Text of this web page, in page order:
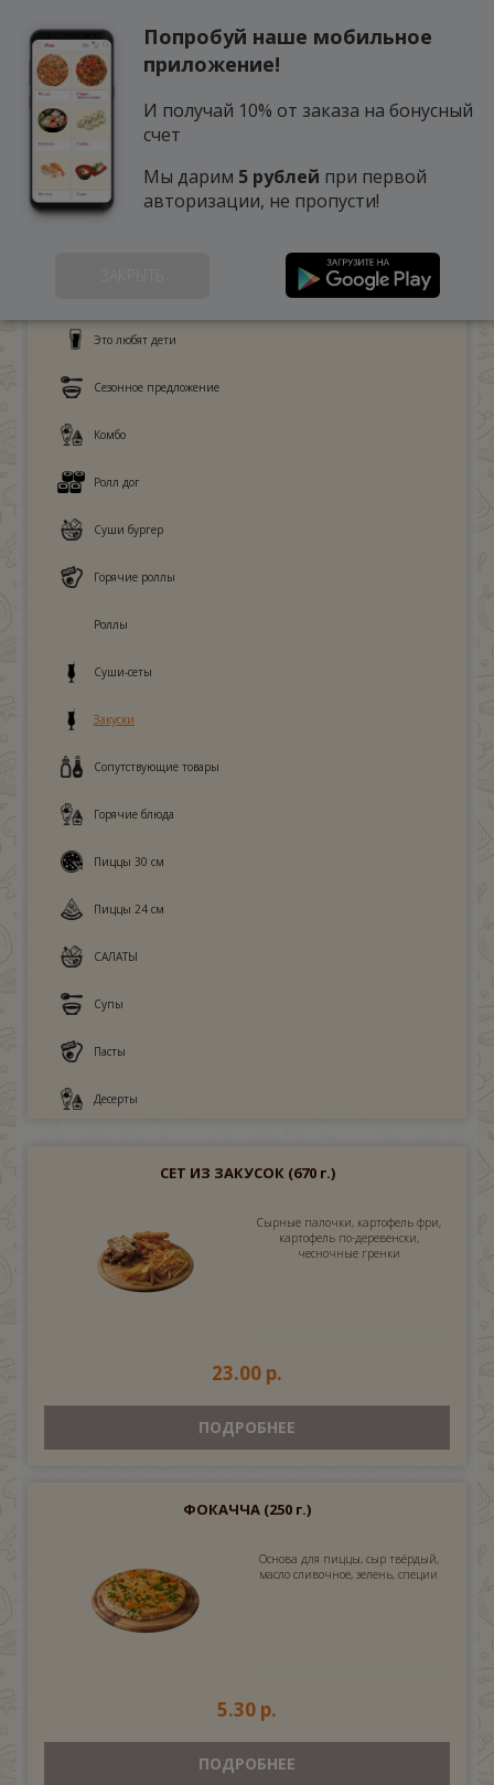
Это любят дети
Сезонное предложение
Комбо
Ролл дог
Суши бургер
Горячие роллы
Роллы
Суши-сеты
Закуски
Сопутствующие товары
Горячие блюда
Пиццы 30 см
Пиццы 24 см
САЛАТЫ
Супы
Пасты
Десерты
СЕТ ИЗ ЗАКУСОК(670 г.)
Сырные палочки, картофель фри,
картофель по-деревенски,
чесночные гренки
23.00 р.
ПОДРОБНЕЕ
ФОКАЧЧА (250 г.)
Основа для пиццы, сыр твёрдый,
масло сливочное, зелень, специи
5.30 р.
ПОДРОБНЕЕ
Попробуй наше мобильное
приложение!
И получай 10% от заказа на бонусный
счет
Мы дарим 5 рублей при первой
авторизации, не пропусти!